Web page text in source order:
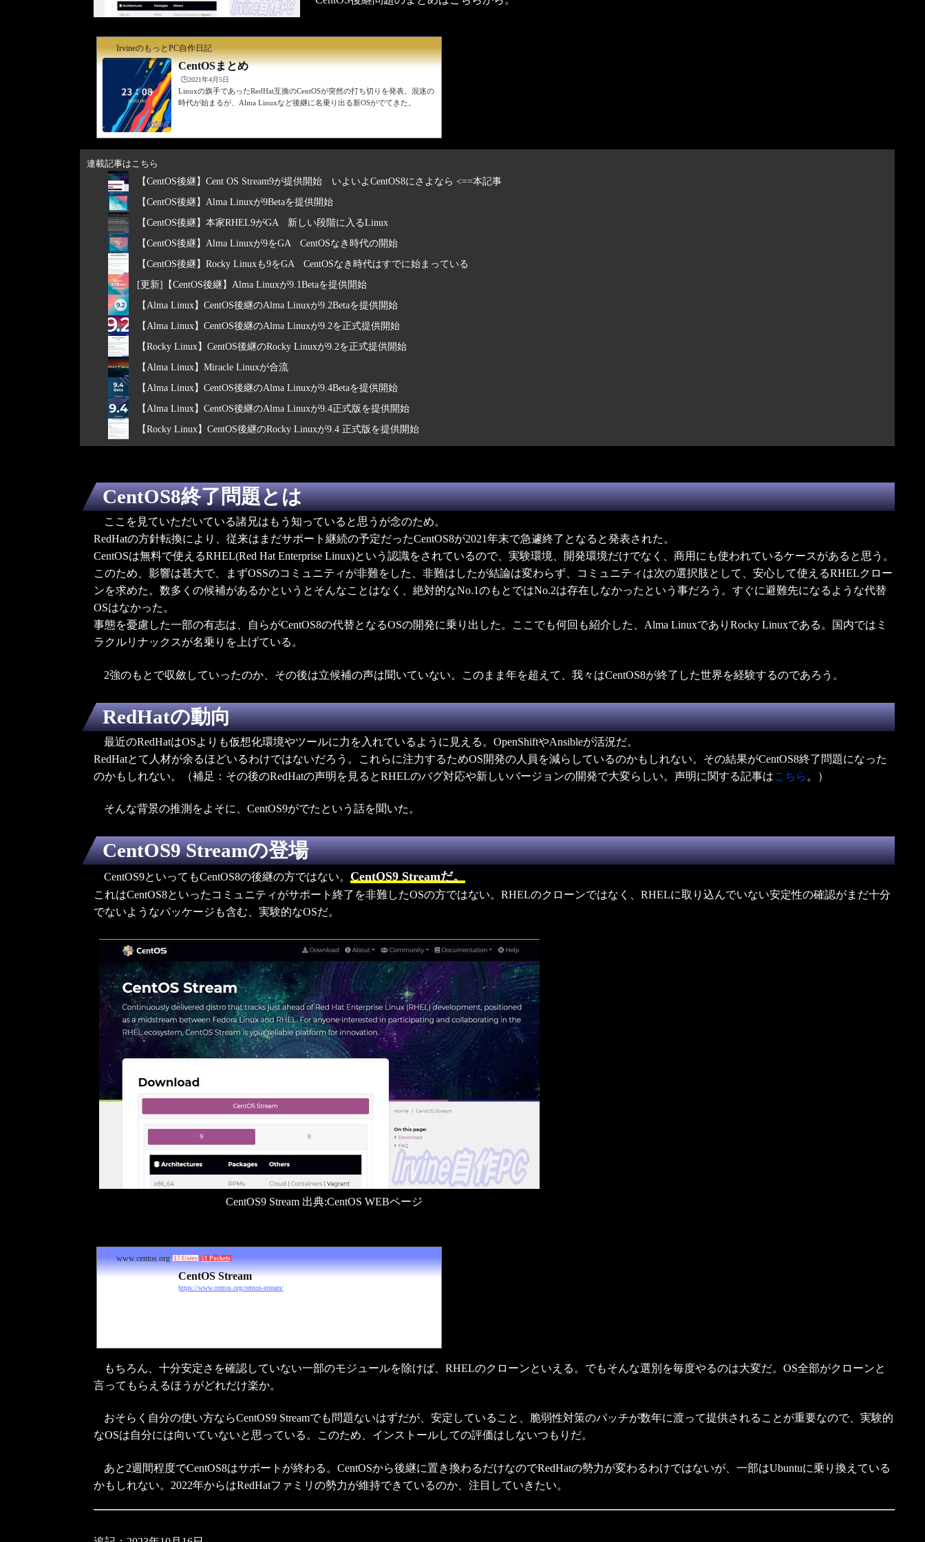
IrvineのもっとPC自作日記
CentOSまとめ
🕒️2021年4月5日
Linuxの旗手であったRedHat互換のCentOSが突然の打ち切りを発表。混迷の
時代が始まるが、Alma Linuxなど後継に名乗り出る新OSがでてきた。
連載記事はこちら
【CentOS後継】Cent OS Stream9が提供開始 いよいよCentOS8にさよなら <==本記事
【CentOS後継】Alma Linuxが9Betaを提供開始
【CentOS後継】本家RHEL9がGA 新しい段階に入るLinux
【CentOS後継】Alma Linuxが9をGA CentOSなき時代の開始
【CentOS後継】Rocky Linuxも9をGA CentOSなき時代はすでに始まっている
[更新]【CentOS後継】Alma Linuxが9.1Betaを提供開始
【Alma Linux】CentOS後継のAlma Linuxが9.2Betaを提供開始
【Alma Linux】CentOS後継のAlma Linuxが9.2を正式提供開始
【Rocky Linux】CentOS後継のRocky Linuxが9.2を正式提供開始
【Alma Linux】Miracle Linuxが合流
【Alma Linux】CentOS後継のAlma Linuxが9.4Betaを提供開始
【Alma Linux】CentOS後継のAlma Linuxが9.4正式版を提供開始
【Rocky Linux】CentOS後継のRocky Linuxが9.4 正式版を提供開始
CentOS8終了問題とは
ここを見ていただいている諸兄はもう知っていると思うが念のため。
RedHatの方針転換により、従来はまだサポート継続の予定だったCentOS8が2021年末で急遽終了となると発表された。
CentOSは無料で使えるRHEL(Red Hat Enterprise Linux)という認識をされているので、実験環境、開発環境だけでなく、商用にも使われているケースがあると思う。
このため、影響は甚大で、まずOSSのコミュニティが非難をした、非難はしたが結論は変わらず、コミュニティは次の選択肢として、安心して使えるRHELクロー
ンを求めた。数多くの候補があるかというとそんなことはなく、絶対的なNo.1のもとではNo.2は存在しなかったという事だろう。すぐに避難先になるような代替
OSはなかった。
事態を憂慮した一部の有志は、自らがCentOS8の代替となるOSの開発に乗り出した。ここでも何回も紹介した、Alma LinuxでありRocky Linuxである。国内ではミ
ラクルリナックスが名乗りを上げている。
2強のもとで収斂していったのか、その後は立候補の声は聞いていない。このまま年を超えて、我々はCentOS8が終了した世界を経験するのであろう。
RedHatの動向
最近のRedHatはOSよりも仮想化環境やツールに力を入れているように見える。OpenShiftやAnsibleが活況だ。
RedHatとて人材が余るほどいるわけではないだろう。これらに注力するためOS開発の人員を減らしているのかもしれない。その結果がCentOS8終了問題になった
のかもしれない。（補足：その後のRedHatの声明を見るとRHELのバグ対応や新しいバージョンの開発で大変らしい。声明に関する記事はこちら 。）
そんな背景の推測をよそに、CentOS9がでたという話を聞いた。
CentOS9 Streamの登場
CentOS9といってもCentOS8の後継の方ではない。CentOS9 Streamだ。
これはCentOS8といったコミュニティがサポート終了を非難したOSの方ではない。RHELのクローンではなく、RHELに取り込んでいない安定性の確認がまだ十分
でないようなパッケージも含む、実験的なOSだ。
CentOS9 Stream 出典:CentOS WEBページ
www.centos.org 17 Users 51 Pockets
CentOS Stream
https://www.centos.org/centos-stream/
もちろん、十分安定さを確認していない一部のモジュールを除けば、RHELのクローンといえる。でもそんな選別を毎度やるのは大変だ。OS全部がクローンと
言ってもらえるほうがどれだけ楽か。
おそらく自分の使い方ならCentOS9 Streamでも問題ないはずだが、安定していること、脆弱性対策のパッチが数年に渡って提供されることが重要なので、実験的
なOSは自分には向いていないと思っている。このため、インストールしての評価はしないつもりだ。
あと2週間程度でCentOS8はサポートが終わる。CentOSから後継に置き換わるだけなのでRedHatの勢力が変わるわけではないが、一部はUbuntuに乗り換えている
かもしれない。2022年からはRedHatファミリの勢力が維持できているのか、注目していきたい。